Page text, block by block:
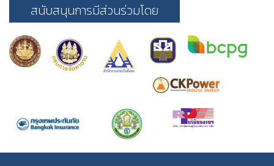
สนับสนุนการมีส่วนร่วมโดย